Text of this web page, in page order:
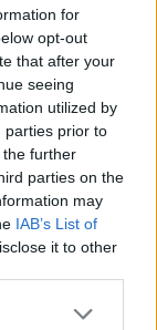
for
opt-out
that after your
seeing
utilized by
parties prior to
further
parties on the
may
IAB’s List of
it to other
përgatit
për Alvarez,